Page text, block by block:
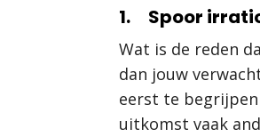
1. Spoor
Wat is de reden
dan jouw
eerst te
uitkomst vaak